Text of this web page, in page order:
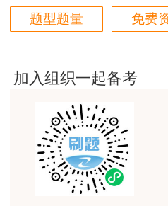
具体流程同培训阶段
去，给小组负责人进行评
分，电脑就直接取2人的平
为了确保质量，每人
卷不能超过15份，超过
间，进行培训阶段第2天
此人不能进行接下来的评
力。
用户m0****88
用户m2****66
越听越觉得好
用户m2****66
越听越觉得好
用户m2****66
题型题量 免费
加入组织一起备考